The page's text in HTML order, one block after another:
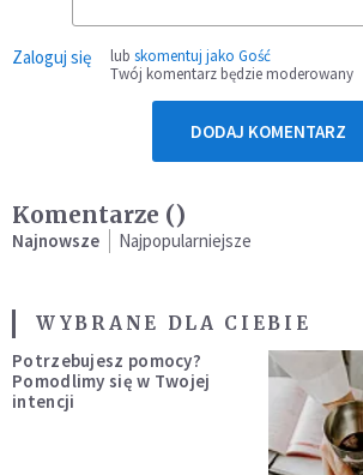
Zaloguj się lub skomentuj jako Gość
Twój komentarz będzie moderowany
DODAJ KOMENTARZ
Komentarze ()
Najnowsze Najpopularniejsze
WYBRANE DLA CIEBIE
Potrzebujesz pomocy?
Pomodlimy się w Twojej
intencji